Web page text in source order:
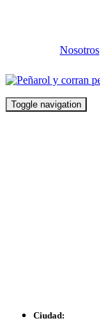
Nosotros
Toggle navigation
Ciudad: